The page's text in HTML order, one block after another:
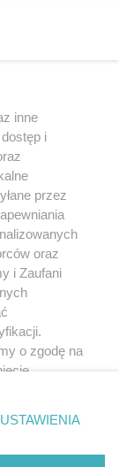
o
sposób
polu
w
użycie
naruszeniem
groźbą kary i
inne
i
przez
oraz
i Zaufani
o zgodę na
zgody
USTAWIENIA